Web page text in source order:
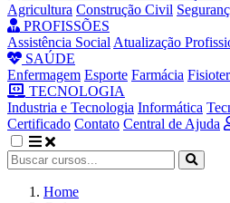
Agricultura Construção Civil
PROFISSÕES
Assistência Social Atualização
SAÚDE
Enfermagem Esporte Farmácia
TECNOLOGIA
Industria e Tecnologia Informática
Certificado Contato Central de Ajuda
Home